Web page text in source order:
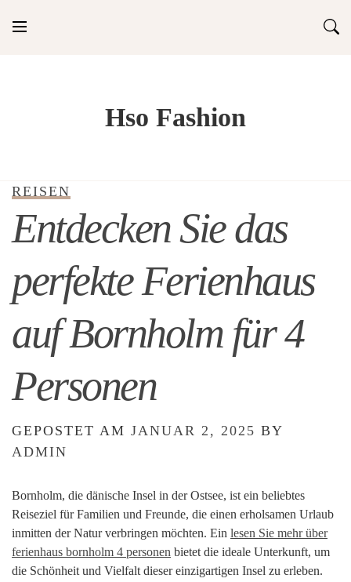
Hso Fashion
REISEN
Entdecken Sie das
perfekte Ferienhaus
auf Bornholm für 4
Personen
GEPOSTET AM JANUAR 2, 2025 BY
ADMIN
Bornholm, die dänische Insel in der Ostsee, ist ein beliebtes
Reiseziel für Familien und Freunde, die einen erholsamen Urlaub
inmitten der Natur verbringen möchten. Ein lesen Sie mehr über
ferienhaus bornholm 4 personen bietet die ideale Unterkunft, um
die Schönheit und Vielfalt dieser einzigartigen Insel zu erleben.